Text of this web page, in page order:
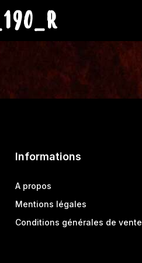
Informations
A propos
Mentions légales
Conditions générales de vente